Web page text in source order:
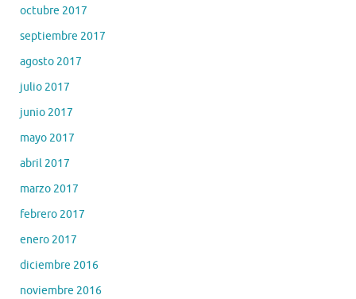
octubre 2017
septiembre 2017
agosto 2017
julio 2017
junio 2017
mayo 2017
abril 2017
marzo 2017
febrero 2017
enero 2017
diciembre 2016
noviembre 2016